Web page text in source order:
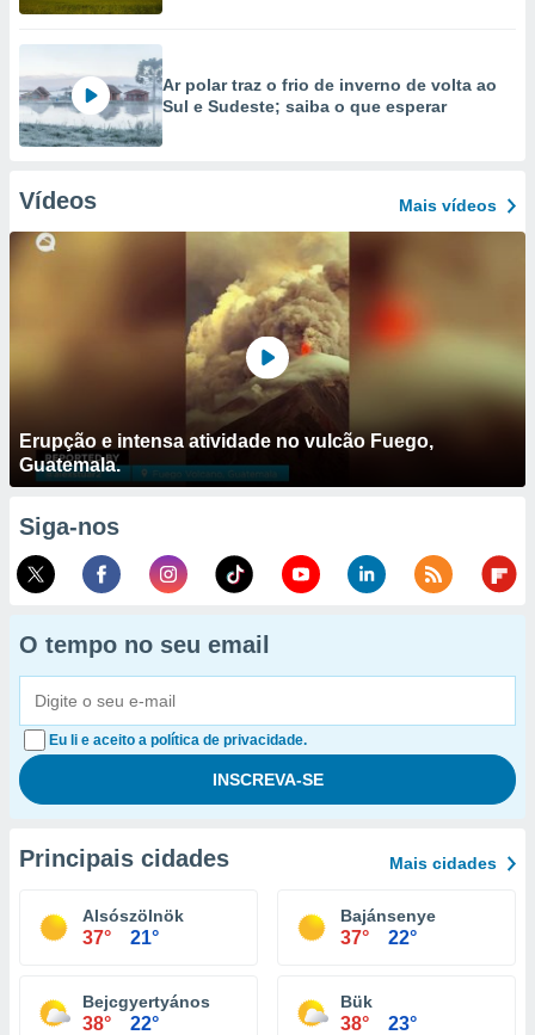
Ar polar traz o frio de inverno de volta ao
Sul e Sudeste; saiba o que esperar
Vídeos Mais vídeos
Erupção e intensa atividade no vulcão Fuego,
Guatemala.
Siga-nos
O tempo no seu email
Eu li e aceito a política de privacidade.
Principais cidades Mais cidades
Alsószölnök
37° 21°
Bajánsenye
37° 22°
Bejcgyertyános
38° 22°
Bük
38° 23°